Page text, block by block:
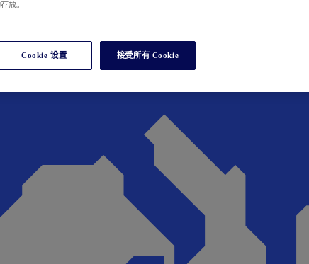
放。
Cookie 设置 接受所有 Cookie